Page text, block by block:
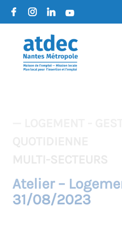
Atelier –
31/08/2023